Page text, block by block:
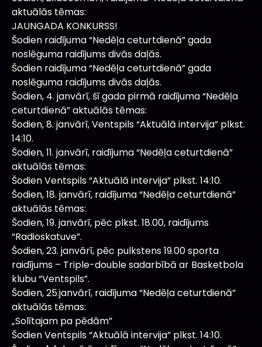
aktuālās tēmas:
JAUNGADA KONKURSS!
Šodien raidījuma “Nedēļa ceturtdienā” gada
noslēguma raidījums divās daļās.
Šodien raidījuma “Nedēļa ceturtdienā” gada
noslēguma raidījums divās daļās.
Šodien, 4. janvārī, šī gada pirmā raidījuma “Nedēļa
ceturtdienā” aktuālās tēmas:
Šodien, 8. janvārī, Ventspils “Aktuālā intervija” plkst.
14:10.
Šodien, 11. janvārī, raidījuma “Nedēļa ceturtdienā”
aktuālās tēmas:
Šodien Ventspils “Aktuālā intervija” plkst. 14:10.
Šodien, 18. janvārī, raidījuma “Nedēļa ceturtdienā”
aktuālās tēmas:
Šodien, 19. janvārī, pēc plkst. 18.00, raidījums
“Radioskatuve”.
Šodien, 23. janvārī, pēc pulkstens 19.00 sporta
raidījums – Triple-double sadarbībā ar Basketbola
klubu “Ventspils”.
Šodien, 25.janvārī, raidījuma “Nedēļa ceturtdienā”
aktuālās tēmas:
„Solītajam pa pēdām”
Šodien Ventspils “Aktuālā intervija” plkst. 14:10.